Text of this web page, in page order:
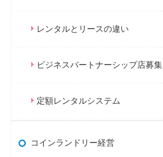
レンタルとリースの違い
ビジネスパートナーシップ店募集
定額レンタルシステム
コインランドリー経営